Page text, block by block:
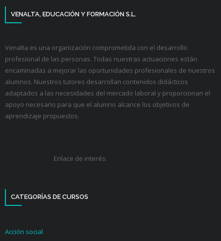
VENALTA, EDUCACIÓN Y FORMACIÓN S.L.
Venalta es una organización comprometida con el desarrollo
profesional de las personas. Todas nuestras actuaciones están
encaminadas a mejorar las oportunidades profesionales de nuestros
alumnos. Nuestros tutores desarrollan contenidos didácticos
adaptados a las necesidades del mercado laboral y proporcionan el
apoyo necesario para que el alumno alcance los objetivos de
aprendizaje propuestos.
Enlace de interés:
CATEGORÍAS DE CURSOS
Acción social